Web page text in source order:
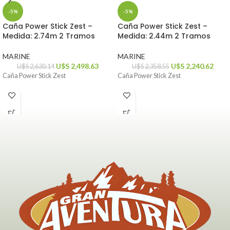
-5%
Caña Power Stick Zest –
Medida: 2.74m 2 Tramos
MARINE
U$S2,630.14 U$S 2,498.63
Caña Power Stick Zest
-5%
Caña Power Stick Zest –
Medida: 2.44m 2 Tramos
MARINE
U$S2,358.55 U$S 2,240.62
Caña Power Stick Zest